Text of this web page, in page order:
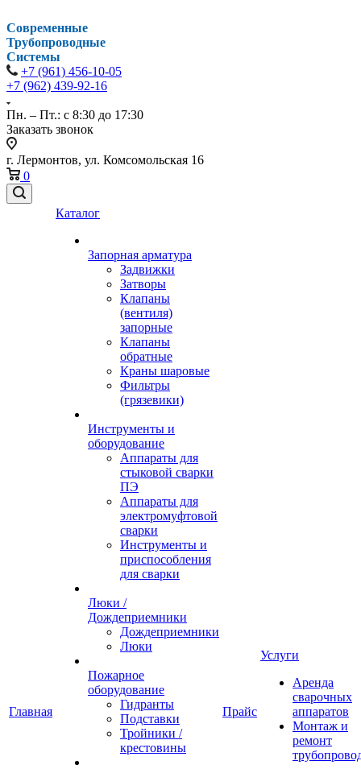
Современные
Трубопроводные
Системы
+7 (961) 456-10-05
+7 (962) 439-92-16
Пн. – Пт.: с 8:30 до 17:30
Заказать звонок
г. Лермонтов, ул. Комсомольская 16
0
Главная
Каталог
Запорная арматура
Задвижки
Затворы
Клапаны
(вентиля)
запорные
Клапаны
обратные
Краны шаровые
Фильтры
(грязевики)
Инструменты и
оборудование
Аппараты для
стыковой сварки
ПЭ
Аппараты для
электромуфтовой
сварки
Инструменты и
приспособления
для сварки
Люки /
Дождеприемники
Дождеприемники
Люки
Пожарное
оборудование
Гидранты
Подставки
Тройники /
крестовины
Прайс
Услуги
Аренда
сварочных
аппаратов
Монтаж и
ремонт